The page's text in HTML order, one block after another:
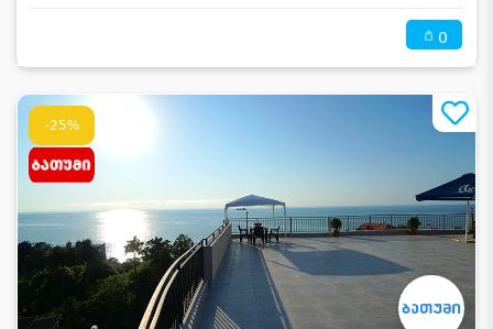
0
-25%